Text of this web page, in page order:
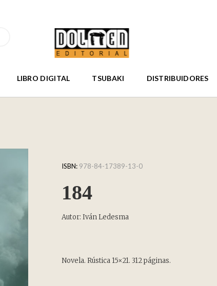
LIBRO DIGITAL TSUBAKI DISTRIBUIDORES
ISBN: 978-84-17389-13-0
184
Autor: Iván Ledesma
Novela. Rústica 15×21. 312 páginas.